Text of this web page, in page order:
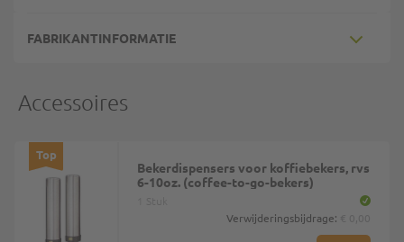
FABRIKANTINFORMATIE
Accessoires
Top
Bekerdispensers voor koffiebekers, rvs
6-10oz. (coffee-to-go-bekers)
Verwijderingsbijdrage: